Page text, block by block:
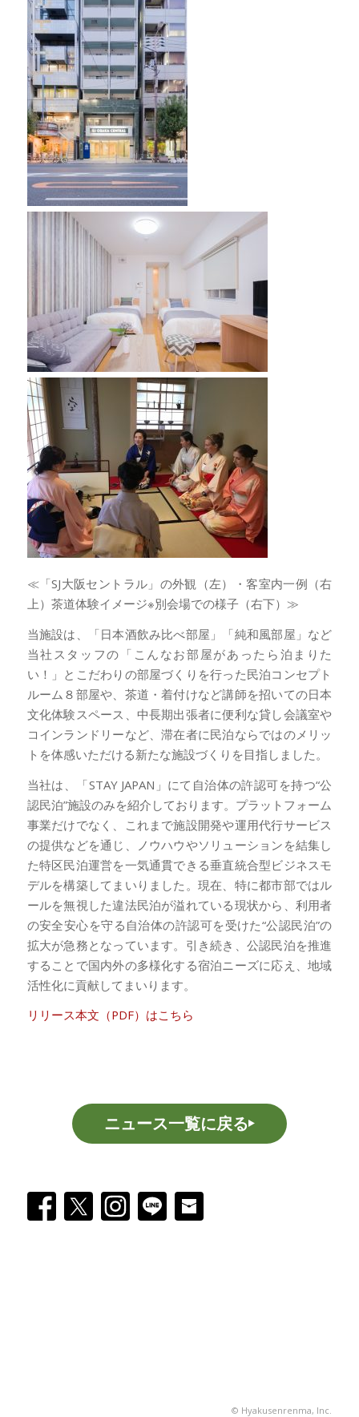
≪「SJ大阪セントラル」の外観（左）・客室内一例（右
上）茶道体験イメージ※別会場での様子（右下）≫
当施設は、「日本酒飲み比べ部屋」「純和風部屋」など
当社スタッフの「こんなお部屋があったら泊まりた
い！」とこだわりの部屋づくりを行った民泊コンセプト
ルーム８部屋や、茶道・着付けなど講師を招いての日本
文化体験スペース、中長期出張者に便利な貸し会議室や
コインランドリーなど、滞在者に民泊ならではのメリッ
トを体感いただける新たな施設づくりを目指しました。
当社は、「STAY JAPAN」にて自治体の許認可を持つ“公
認民泊”施設のみを紹介しております。プラットフォーム
事業だけでなく、これまで施設開発や運用代行サービス
の提供などを通じ、ノウハウやソリューションを結集し
た特区民泊運営を一気通貫できる垂直統合型ビジネスモ
デルを構築してまいりました。現在、特に都市部ではル
ールを無視した違法民泊が溢れている現状から、利用者
の安全安心を守る自治体の許認可を受けた“公認民泊”の
拡大が急務となっています。引き続き、公認民泊を推進
することで国内外の多様化する宿泊ニーズに応え、地域
活性化に貢献してまいります。
リリース本文（PDF）はこちら
ニュース一覧に戻る
© Hyakusenrenma, Inc.